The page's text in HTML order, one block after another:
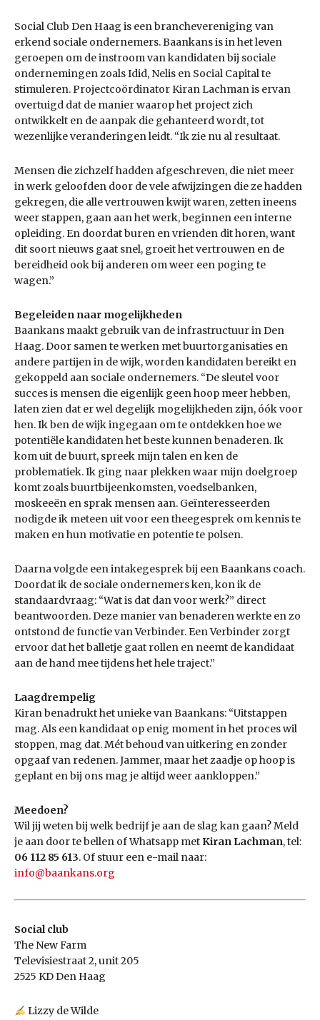
Social Club Den Haag is een branchevereniging van
erkend sociale ondernemers. Baankans is in het leven
geroepen om de instroom van kandidaten bij sociale
ondernemingen zoals Idid, Nelis en Social Capital te
stimuleren. Projectcoördinator Kiran Lachman is ervan
overtuigd dat de manier waarop het project zich
ontwikkelt en de aanpak die gehanteerd wordt, tot
wezenlijke veranderingen leidt. “Ik zie nu al resultaat.
Mensen diezichzelf hadden afgeschreven, die niet meer
in werk geloofden door de vele afwijzingen die ze hadden
gekregen, die alle vertrouwen kwijt waren, zetten ineens
weer stappen, gaan aan het werk, beginnen een interne
opleiding. En doordat buren en vrienden dit horen, want
dit soort nieuws gaat snel, groeit het vertrouwen en de
bereidheid ook bij anderen om weer een poging te
wagen.”
Begeleiden naar mogelijkheden
Baankans maakt gebruik van de infrastructuur in Den
Haag. Door samen te werken met buurtorganisaties en
andere partijen in de wijk, worden kandidaten bereikt en
gekoppeld aan sociale ondernemers. “De sleutel voor
succes is mensen die eigenlijk geen hoop meer hebben,
laten zien dat er wel degelijk mogelijkheden zijn, óók voor
hen. Ik ben de wijk ingegaan om te ontdekken hoe we
potentiële kandidaten het beste kunnen benaderen. Ik
kom uit de buurt, spreek mijn talen en ken de
problematiek.Ik ging naar plekken waar mijn doelgroep
komt zoals buurtbijeenkomsten, voedselbanken,
moskeeën en sprak mensen aan. Geïnteresseerden
nodigde ik meteen uit voor een theegesprek om kennis te
maken en hun motivatie en potentie te polsen.
Daarna volgde een intakegesprek bij een Baankans coach.
Doordat ik de sociale ondernemers ken, kon ik de
standaardvraag: “Wat is dat dan voor werk?” direct
beantwoorden. Deze manier van benaderen werkte en zo
ontstond de functie van Verbinder. Een Verbinder zorgt
ervoor dat het balletje gaat rollen en neemt dekandidaat
aan de hand mee tijdens het hele traject.”
Laagdrempelig
Kiran benadrukt het unieke van Baankans: “Uitstappen
mag. Als een kandidaat op enig moment in het proces wil
stoppen, mag dat. Mét behoud van uitkering en zonder
opgaaf van redenen. Jammer, maar het zaadje op hoop is
geplant en bij ons mag je altijd weer aankloppen.”
Meedoen?
Wil jij weten bij welk bedrijf je aan de slag kan gaan? Meld
je aan door te bellen of Whatsapp met Kiran Lachman, tel:
06 112 85 613. Of stuur een e-mail naar:
info@baankans.org
Social club
The New Farm
Televisiestraat 2, unit 205
2525 KD Den Haag
Lizzy de Wilde